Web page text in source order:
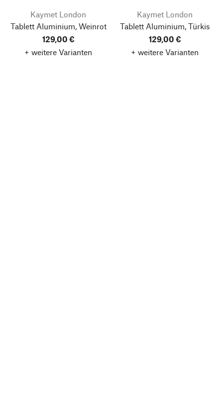
Kaymet London
Tablett Aluminium, Weinrot
129,00 €
+ weitere Varianten
Kaymet London
Tablett Aluminium, Türkis
129,00 €
+ weitere Varianten